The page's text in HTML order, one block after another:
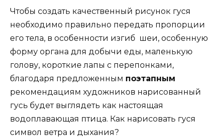
Чтобы создать качественный рисунок гуся
необходимо правильно передать пропорции
его тела, в особенности изгиб шеи, особенную
форму органа для добычи еды, маленькую
голову, короткие лапы с перепонками,
благодаря предложенным поэтапным
рекомендациям художников нарисованный
гусь будет выглядеть как настоящая
водоплавающая птица. Как нарисовать гуся
символ ветра и дыхания?